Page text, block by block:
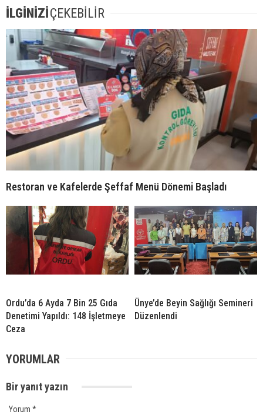
İLGİNİZİÇEKEBİLİR
Restoran ve Kafelerde Şeffaf Menü Dönemi Başladı
Ordu’da 6 Ayda 7 Bin 25 Gıda
Denetimi Yapıldı: 148 İşletmeye
Ceza
Ünye’de Beyin Sağlığı Semineri
Düzenlendi
YORUMLAR
Bir yanıt yazın
Yorum *